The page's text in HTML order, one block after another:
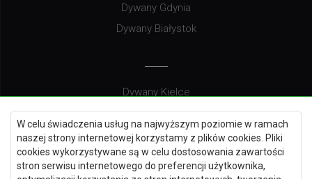
W celu świadczenia usług na najwyższym poziomie w ramach
naszej strony internetowej korzystamy z plików cookies. Pliki
cookies wykorzystywane są w celu dostosowania zawartości
stron serwisu internetowego do preferencji użytkownika,
Dywany Gdynia
Dywany Białystok
Dywany Kielce
Dywany Gdańsk
Dywany Toruń
Dywany Bydgoszcz